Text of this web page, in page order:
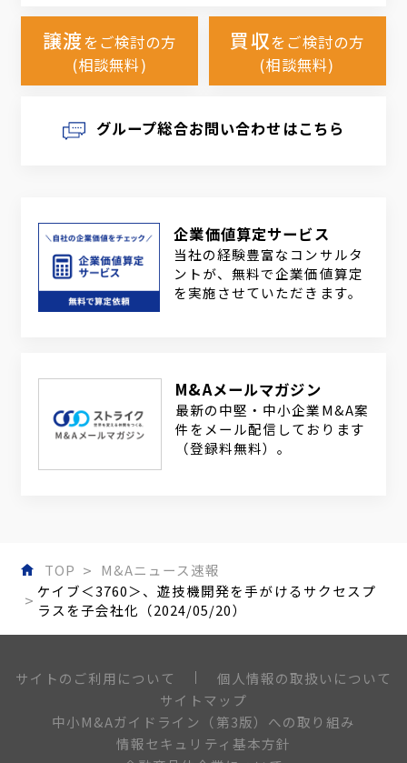
譲渡をご検討の方
(相談無料)
買収をご検討の方
(相談無料)
グループ総合お問い合わせはこちら
企業価値算定サービス
当社の経験豊富なコンサルタ
ントが、無料で企業価値算定
を実施させていただきます。
M&Aメールマガジン
最新の中堅・中小企業M&A案
件をメール配信しております
（登録料無料）。
TOP
M&Aニュース速報
ケイブ＜3760＞、遊技機開発を手がけるサクセスプ
ラスを子会社化（2024/05/20）
サイトのご利用について
個人情報の取扱いについて
サイトマップ
中小M&Aガイドライン（第3版）への取り組み
情報セキュリティ基本方針